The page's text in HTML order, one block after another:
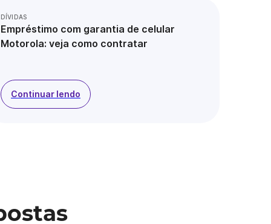
DÍVIDAS
Empréstimo com garantia de celular
Motorola: veja como contratar
Continuar lendo